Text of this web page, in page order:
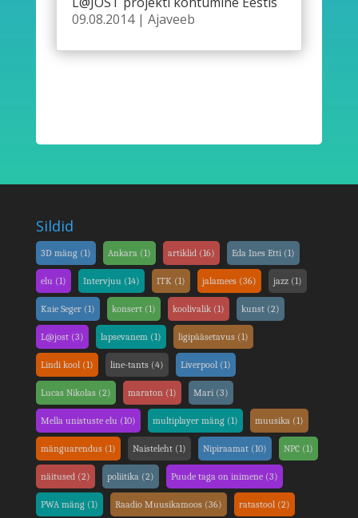
09.08.2014| Ajaveeb
Sildid
3D mäng (1) Ankara(1) artiklid(16) Eda Ines Etti(1)
elu (1) Intervjuu (14) ITK(1) jalamees(36) jazz(1)
Kaie Seger(1) konsert(1) koolivalik(1) kunst(2)
L@jost(3) lapsevanem(1) ligipääsetavus(1)
Lindi kool(1) line-tants(4) Liverpool(1)
Lucas Nikolas(2) maraton(1) Mari(3)
Mella unistuste elu (10) multiplayer mäng(1) muusika(1)
mänguarendus(1) Naisteleht(1) Nipiraamat(10) NPC(1)
näitused(2) poliitika(2) Puude taga on inimene(3)
PWA mäng(1) Raadio Muusikamoos(36) ratastool(2)